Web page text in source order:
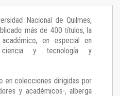
Nacional de Quilmes,
más de 400 títulos, la
en especial en
ciencia y tecnología y
en colecciones dirigidas por
y académicos-, alberga